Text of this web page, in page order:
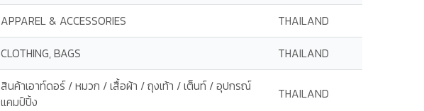
APPAREL & ACCESSORIES
THAILAND
CLOTHING, BAGS THAILAND
สินค้าเอาท์ดอร์ / หมวก / เสื้อผ้า / ถุงเท้า / เต็นท์ / อุปกรณ์
แคมป์ปิ้ง
THAILAND